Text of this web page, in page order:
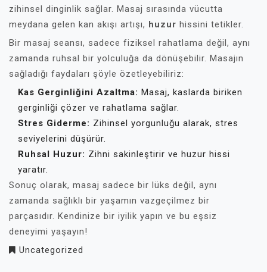
zihinsel dinginlik sağlar. Masaj sırasında vücutta
meydana gelen kan akışı artışı, huzur hissini tetikler.
Bir masaj seansı, sadece fiziksel rahatlama değil, aynı
zamanda ruhsal bir yolculuğa da dönüşebilir. Masajın
sağladığı faydaları şöyle özetleyebiliriz:
Kas Gerginliğini Azaltma: Masaj, kaslarda biriken
gerginliği çözer ve rahatlama sağlar.
Stres Giderme: Zihinsel yorgunluğu alarak, stres
seviyelerini düşürür.
Ruhsal Huzur: Zihni sakinleştirir ve huzur hissi
yaratır.
Sonuç olarak, masaj sadece bir lüks değil, aynı
zamanda sağlıklı bir yaşamın vazgeçilmez bir
parçasıdır. Kendinize bir iyilik yapın ve bu eşsiz
deneyimi yaşayın!
Uncategorized